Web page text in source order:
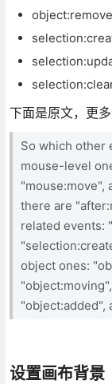
下面是原文，更多
So which other
mouse-level
"mouse:move",
there are
related events:
object ones:
"object:added",
设置画布背景